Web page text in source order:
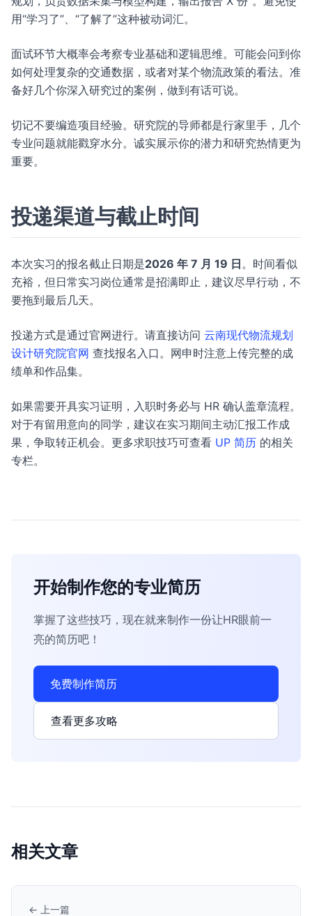
用“学习了”、“了解了”这种被动词汇。
面试环节大概率会考察专业基础和逻辑思维。可能会问到你
如何处理复杂的交通数据，或者对某个物流政策的看法。准
备好几个你深入研究过的案例，做到有话可说。
切记不要编造项目经验。研究院的导师都是行家里手，几个
专业问题就能戳穿水分。诚实展示你的潜力和研究热情更为
重要。
投递渠道与截止时间
本次实习的报名截止日期是2026 年 7 月 19 日。时间看似
充裕，但日常实习岗位通常是招满即止，建议尽早行动，不
要拖到最后几天。
投递方式是通过官网进行。请直接访问 云南现代物流规划
设计研究院官网 查找报名入口。网申时注意上传完整的成
绩单和作品集。
如果需要开具实习证明，入职时务必与 HR 确认盖章流程。
对于有留用意向的同学，建议在实习期间主动汇报工作成
果，争取转正机会。更多求职技巧可查看 UP 简历 的相关
专栏。
开始制作您的专业简历
掌握了这些技巧，现在就来制作一份让HR眼前一
亮的简历吧！
免费制作简历
查看更多攻略
相关文章
← 上一篇